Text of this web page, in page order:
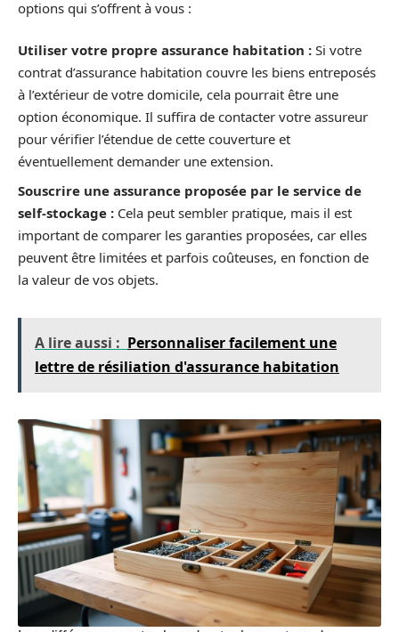
options qui s’offrent à vous :
Utiliser votre propre assurance habitation : Si votre
contrat d’assurance habitation couvre les biens entreposés
à l’extérieur de votre domicile, cela pourrait être une
option économique. Il suffira de contacter votre assureur
pour vérifier l’étendue de cette couverture et
éventuellement demander une extension.
Souscrire une assurance proposée par le service de
self-stockage : Cela peut sembler pratique, mais il est
important de comparer les garanties proposées, car elles
peuvent être limitées et parfois coûteuses, en fonction de
la valeur de vos objets.
A lire aussi : Personnaliser facilement une
lettre de résiliation d'assurance habitation